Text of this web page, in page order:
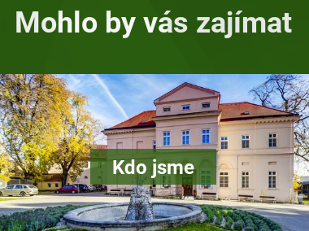
Mohlo by vás zajímat
Kdo jsme